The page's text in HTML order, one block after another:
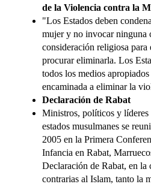
de la Violencia contra la
"Los Estados deben
mujer y no invocar ninguna
consideración religiosa
procurar eliminarla. Los
todos los medios
encaminada a eliminar la
Declaración de Rabat
Ministros, políticos y líderes
estados musulmanes se
2005 en la Primera
Infancia en Rabat,
Declaración de Rabat, en la
contrarias al Islam, tanto la